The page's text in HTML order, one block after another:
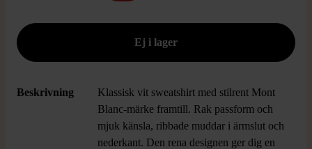
Beskrivning
Klassisk vit sweatshirt med stilrent Mont
Blanc-märke framtill. Rak passform och
mjuk känsla, ribbade muddar i ärmslut och
nederkant. Den rena designen ger dig en